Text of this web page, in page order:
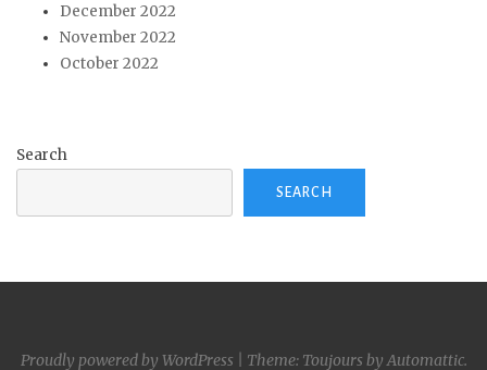
December 2022
November 2022
October 2022
Search
SEARCH
Proudly powered by WordPress Theme: Toujours byAutomattic.